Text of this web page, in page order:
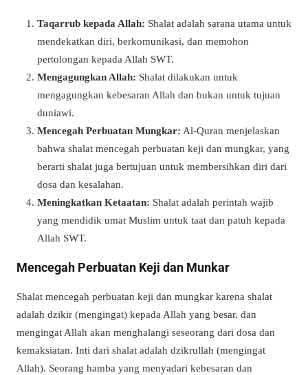
Taqarrub kepada Allah: Shalat adalah sarana utama untuk
mendekatkan diri, berkomunikasi, dan memohon
pertolongan kepada Allah SWT.
Mengagungkan Allah: Shalat dilakukan untuk
mengagungkan kebesaran Allah dan bukan untuk tujuan
duniawi.
Mencegah Perbuatan Mungkar: Al-Quran menjelaskan
bahwa shalat mencegah perbuatan keji dan mungkar, yang
berarti shalat juga bertujuan untuk membersihkan diri dari
dosa dan kesalahan.
Meningkatkan Ketaatan: Shalat adalah perintah wajib
yang mendidik umat Muslim untuk taat dan patuh kepada
Allah SWT.
Mencegah Perbuatan Keji dan Munkar
Shalat mencegah perbuatan keji dan mungkar karena shalat
adalah dzikir (mengingat) kepada Allah yang besar, dan
mengingat Allah akan menghalangi seseorang dari dosa dan
kemaksiatan. Inti dari shalat adalah dzikrullah (mengingat
Allah). Seorang hamba yang menyadari kebesaran dan